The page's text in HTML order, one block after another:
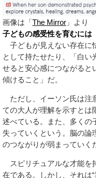
画像は「 The Mirror 」より
子どもの感受性を育むには
子どもが見えない存在に
として持たせたり、「白い
せると安心感につながると
傾けること」だ。
ただし、イーソン氏は注
ての大人が理解を示すとは
述べている。また、多くの
失っていくという。脳の論
のつながりが弱まっていく
スピリチュアルな才能を
在である。しかし、それは